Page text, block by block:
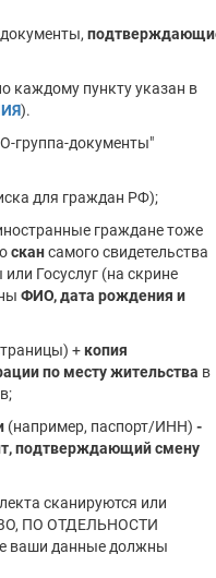
документы,
каждому пункту указан в
).
группа-документы"
для граждан РФ);
граждане тоже
скансамого свидетельства
Госуслуг (на скрине
ФИО, дата рождения и
+ копия
по месту жительства в
(например, паспорт/ИНН) -
подтверждающий смену
сканируются или
ПО ОТДЕЛЬНОСТИ
ваши данные должны